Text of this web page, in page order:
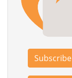
Subscribe